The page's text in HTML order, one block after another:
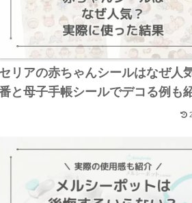
セリアの赤ちゃんシールはなぜ人
と母子手帳シールでデコる例も